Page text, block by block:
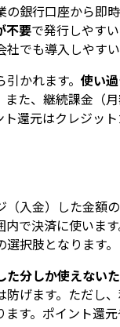
銀行口座から即
不要で発行しやす
でも導入しやす
かれます。 使い
た、継続課金（
還元はクレジッ
入金）した金額
で決済に使いま
択肢となります。
た分しか使えない
げます。ただし
す。ポイント還